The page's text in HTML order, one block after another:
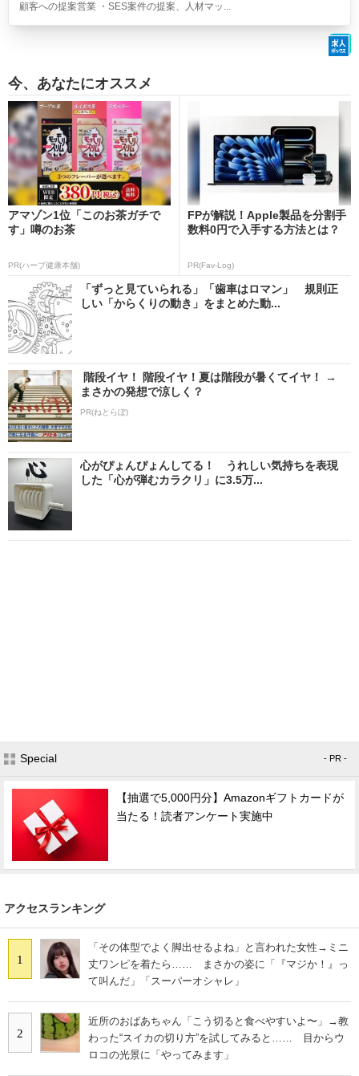
顧客への提案営業 ・SES案件の提案、人材マッ...
今、あなたにオススメ
アマゾン1位「このお茶ガチで
す」噂のお茶
PR(ハーブ健康本舗)
FPが解説！Apple製品を分割手
数料0円で入手する方法とは？
PR(Fav-Log)
「ずっと見ていられる」「歯車はロマン」 規則正
しい「からくりの動き」をまとめた動...
階段イヤ！ 階段イヤ！夏は階段が暑くてイヤ！ →
まさかの発想で涼しく？
PR(ねとらぼ)
心がぴょんぴょんしてる！ うれしい気持ちを表現
した「心が弾むカラクリ」に3.5万...
Special - PR -
【抽選で5,000円分】Amazonギフトカードが
当たる！読者アンケート実施中
アクセスランキング
1
「その体型でよく脚出せるよね」と言われた女性→ミニ
丈ワンピを着たら…… まさかの姿に「『マジか！』っ
て叫んだ」「スーパーオシャレ」
2
近所のおばあちゃん「こう切ると食べやすいよ〜」→教
わった“スイカの切り方”を試してみると…… 目からウ
ロコの光景に「やってみます」